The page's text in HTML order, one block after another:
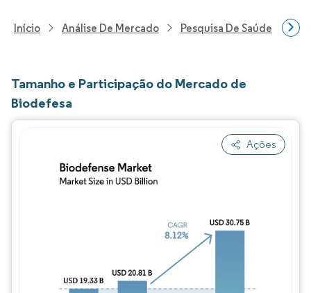
Início Análise De Mercado Pesquisa De Saúde
Tamanho e Participação do Mercado de
Biodefesa
Ações